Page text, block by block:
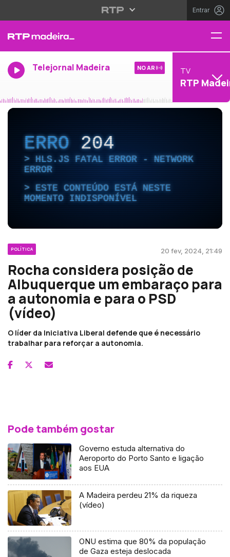
Entrar
Telejornal Madeira NO AR TV
RTP
ERRO204
HLS.JS FATAL ERROR - NETWORK
ERROR
ESTE CONTEÚDO ESTÁ NESTE
MOMENTO INDISPONÍVEL
POLÍTICA 20 fev, 2024, 21:49
Rocha considera posição de
Albuquerque um embaraço para
a autonomia e para o PSD
(vídeo)
O líder da Iniciativa Liberal defende que é necessário
trabalhar para reforçar a autonomia.
Pode também gostar
Governo estuda alternativa do
Aeroporto do Porto Santo e ligação
aos EUA
A Madeira perdeu 21% da riqueza
(vídeo)
ONU estima que 80% da população
de Gaza esteja deslocada